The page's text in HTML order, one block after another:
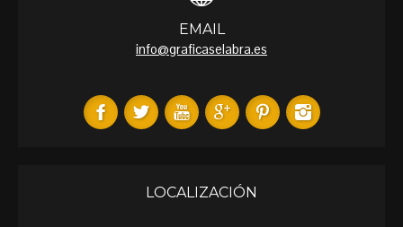
EMAIL
info@graficaselabra.es
LOCALIZACIÓN